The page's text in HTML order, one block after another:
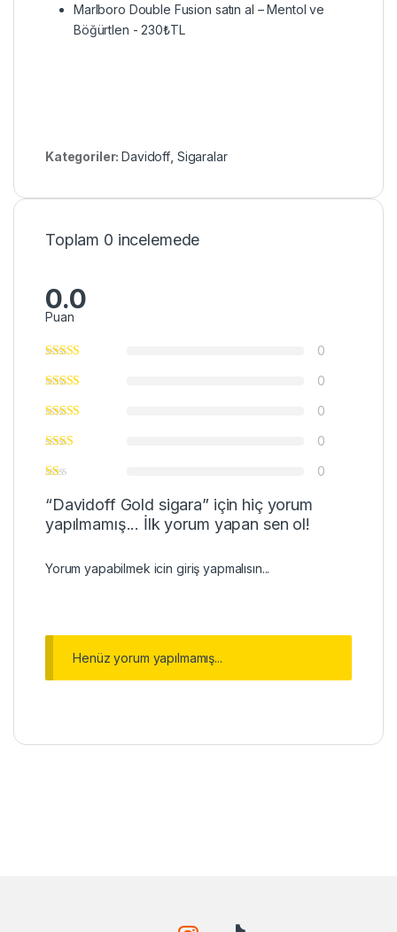
Marlboro Double Fusion satın al – Mentol ve
Böğürtlen -230₺TL
Kategoriler:Davidoff Sigaralar
Toplam 0 incelemede
0.0
Puan
0
0
0
0
0
“Davidoff Gold sigara” için hiç yorum
yapılmamış... İlk yorum yapan sen ol!
Yorum yapabilmek icin giriş yapmalısın...
Henüz yorum yapılmamış...